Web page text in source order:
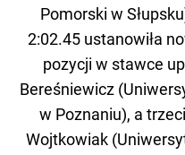
Pomorski w
2:02.45 ustanowiła
pozycji w stawce
Bereśniewicz
w Poznaniu), a
Wojtkowiak